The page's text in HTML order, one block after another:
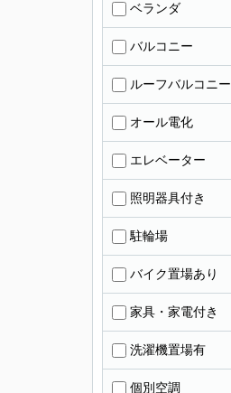
ベランダ
バルコニー
ルーフバルコニー
オール電化
エレベーター
照明器具付き
駐輪場
バイク置場あり
家具・家電付き
洗濯機置場有
個別空調